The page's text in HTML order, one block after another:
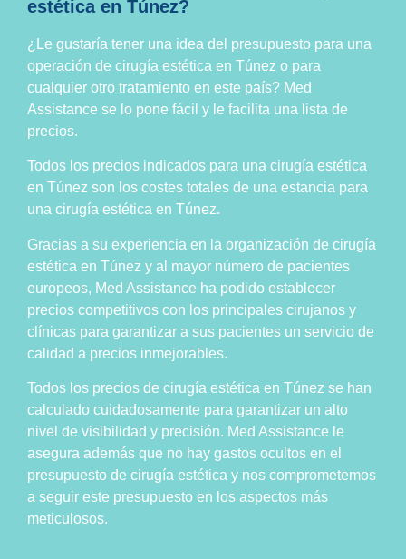
estética en Túnez?
¿Le gustaría tener una idea del presupuesto para una
operación de cirugía estética en Túnez o para
cualquier otro tratamiento en este país? Med
Assistance se lo pone fácil y le facilita una lista de
precios.
Todos los precios indicados para una cirugía estética
en Túnez son los costes totales de una estancia para
una cirugía estética en Túnez.
Gracias a su experiencia en la organización de cirugía
estética en Túnez y al mayor número de pacientes
europeos, Med Assistance ha podido establecer
precios competitivos con los principales cirujanos y
clínicas para garantizar a sus pacientes un servicio de
calidad a precios inmejorables.
Todos los precios de cirugía estética en Túnez se han
calculado cuidadosamente para garantizar un alto
nivel de visibilidad y precisión. Med Assistance le
asegura además que no hay gastos ocultos en el
presupuesto de cirugía estética y nos comprometemos
a seguir este presupuesto en los aspectos más
meticulosos.